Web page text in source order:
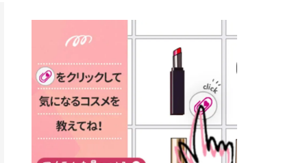
アとしても活用できます。 トナーパ
ッドの選び方 トナーパッドは、配合
成分やパッドの素材によって特徴が
異なります。 自分の肌悩みや理想の
仕上がりに合わせて選ぶことで、毎
日のスキンケアに取り入れやすくな
ります。 肌悩みに合わせて選ぶ パ
ッドの素材で選ぶ トナーパッドの使
い方 洗顔後すぐの清潔な肌に使用し
ます。 STEP1 エンボス面（凹凸
面）で顔全体をやさしく拭き取りま
す。 特に小鼻・あご・額など皮脂や
するまでの期間や必要な施術回数が
大きな違いとして挙げられます！ 医
療脱毛は、医療機関（クリニックや
皮膚科など）だけで扱える高出力の
レーザーを使って、発毛組織にアプ
ローチする施術といわれています。
そのため、少ない回数で永久脱毛
（※）を目指すことができます。
（※永久脱毛とは一生毛が1本も生
えてこないという意味ではなく、ア
メリカの基準に基づき「長期間にわ
たって毛量が明らかに減少している
すい ラシャ メディオスターNeXT P
RO ジェントルYAGプロ 公式サイト
> ※医療脱毛は自由診療です。治療
には赤み、痒み、火傷、毛嚢炎、一
時的な硬毛化などのリスクが伴いま
す。 目次▼ 1. エミナルクリニック
の魅力とは？選ばれる3つの特徴 ・
最短6か月からの脱毛プランが選べ
る！ ・全国60院以上＆21時まで営
業！ ・痛みに配慮した医療脱毛器の
ような血色感を演出するヌーディー
ピンク。 黄みと青みのバランスが良
く、自然になじむコーラル系カラー
です。 自然な血色感をプラスしてく
れるので、ナチュラルメイクとの相
性抜群。 可愛らしく、多幸感のある
印象に仕上がります。 ワインベリー
｜気品をまとうローズレッド 深みの
ある青みレッド。 大人っぽく華やか
な印象を与えるベリーカラーです。
ーグロスが広がり、ふっくらボリュ
フティングしたような、新しいリッ
プティンググロス💄 実際に使用した
方のクチコミ > 5 > プルプル > 唇に
塗るPDRNグロス > > AMUSE ジェ
ルフィットグロス > > ぷっくりツヤ
ツヤだけどベタっとした感じはなく
て使いやすいですね。プランピング
効果で少しスーッとします。ここは
好き嫌いがあるかもしれませんが慣
も、＠cosmeも、いつものコスメ購
入を“ちょっとお得”に変えられるの
が、トラミーリワードです✨ 今回
は、トラミーリワードの特徴や活用
方法、美容好きさんにおすすめな理
由を詳しくご紹介します！ トラミー
リワードとは？ 「トラミーリワー
ド」は、東証グロース上場企業であ
る株式会社アイズが運営する、安
心・安全なポイントサイト機能で
す。 トラミーリワードは、トラミー
会員向けのポイントサービスです。